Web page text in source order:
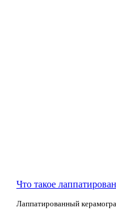
Что такое
Лаппатированный